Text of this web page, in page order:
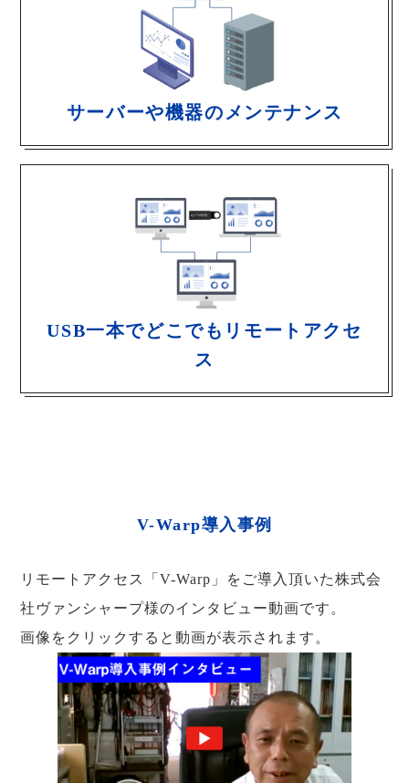
サーバーや機器のメンテナンス
USB一本でどこでもリモートアクセ
ス
V-Warp導入事例
リモートアクセス「V-Warp」をご導入頂いた株式会
社ヴァンシャープ様のインタビュー動画です。
画像をクリックすると動画が表示されます。